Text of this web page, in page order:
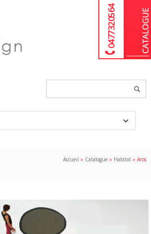
04 77 32 05 64
Accueil » Catalogue » Habitat »Aros